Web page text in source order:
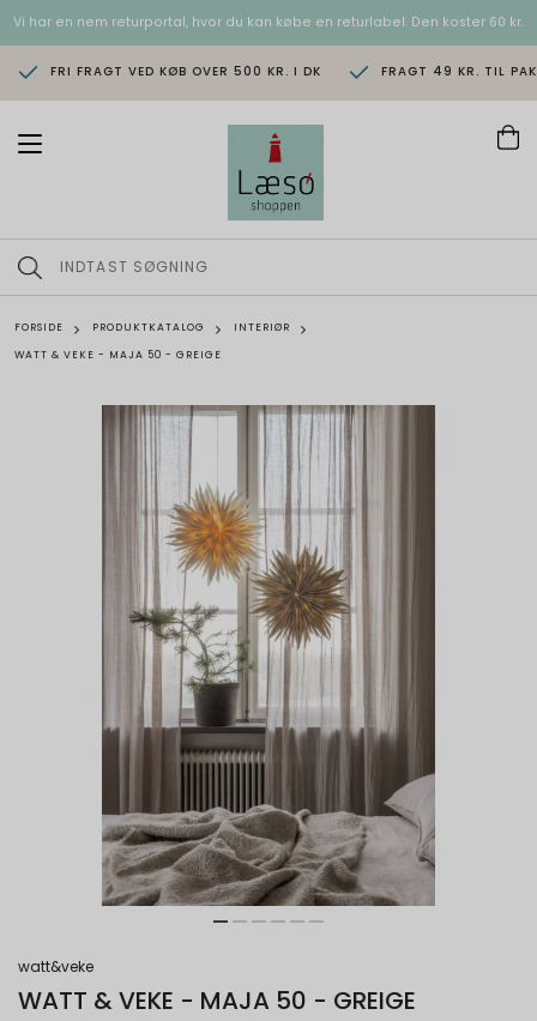
Vi har en nem returportal, hvor du kan købe en returlabel. Den koster 60 kr.
FRI FRAGT VED KØB OVER 500 KR. I DK FRAGT 49 KR. TIL
T
n
a
i
g
FORSIDE PRODUKTKATALOG
INTERIØR
WATT & VEKE - MAJA 50 - GREIGE
watt&veke
WATT & VEKE - MAJA 50 - GREIGE